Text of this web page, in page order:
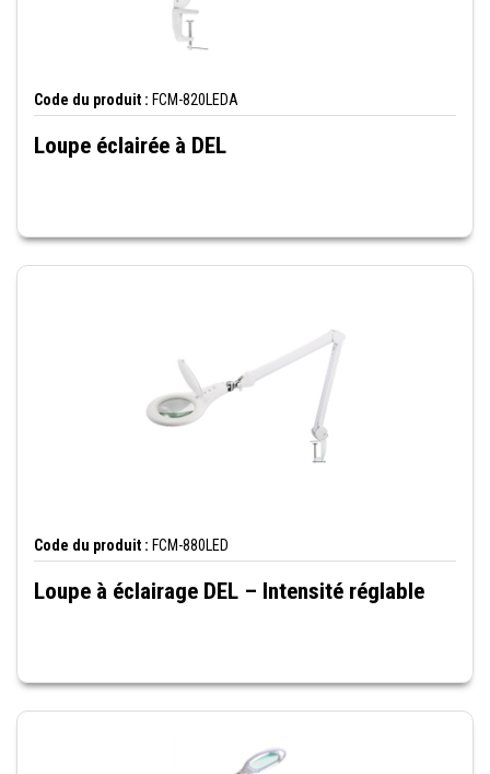
Code du produit : FCM-820LEDA
Loupe éclairée à DEL
Code du produit : FCM-880LED
Loupe à éclairage DEL – Intensité réglable